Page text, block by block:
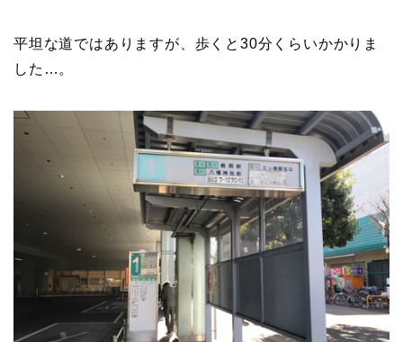
平坦な道ではありますが、歩くと30分くらいかかりま
した…。